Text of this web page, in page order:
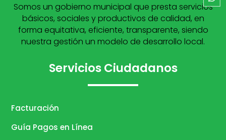
Somos un gobierno municipal que presta servicios
básicos, sociales y productivos de calidad, en
forma equitativa, eficiente, transparente, siendo
nuestra gestión un modelo de desarrollo local.
Servicios Ciudadanos
Facturación
Guía Pagos en Línea